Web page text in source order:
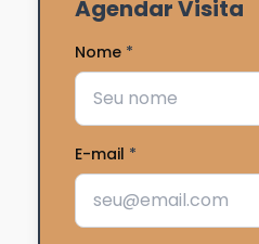
Agendar Visita
Nome *
E-mail *